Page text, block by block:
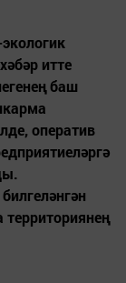
итте
баш
оператив